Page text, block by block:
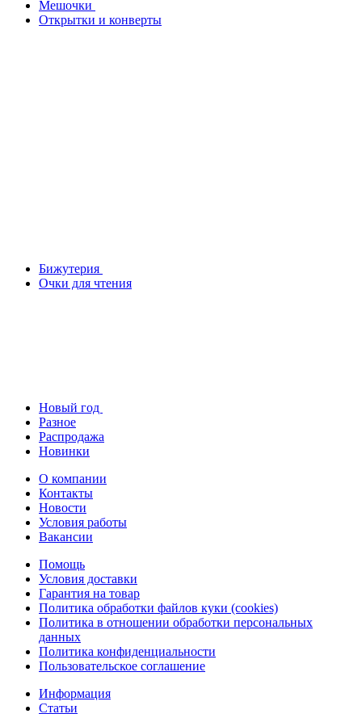
Мешочки
Открытки и конверты
Бижутерия
Очки для чтения
Новый год
Разное
Распродажа
Новинки
О компании
Контакты
Новости
Условия работы
Вакансии
Помощь
Условия доставки
Гарантия на товар
Политика обработки файлов куки (cookies)
Политика в отношении обработки персональных
данных
Политика конфиденциальности
Пользовательское соглашение
Информация
Статьи